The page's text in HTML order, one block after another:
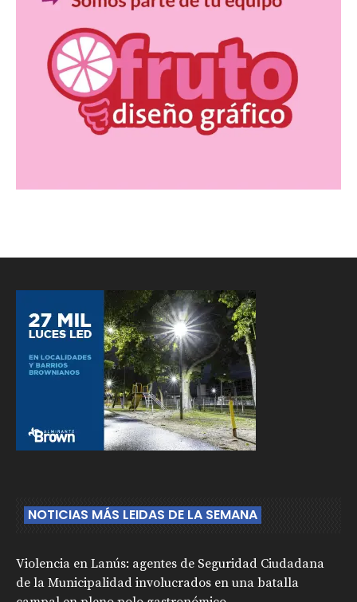
NOTICIAS MÁS LEIDAS DE LA SEMANA
Violencia en Lanús: agentes de Seguridad Ciudadana
de la Municipalidad involucrados en una batalla